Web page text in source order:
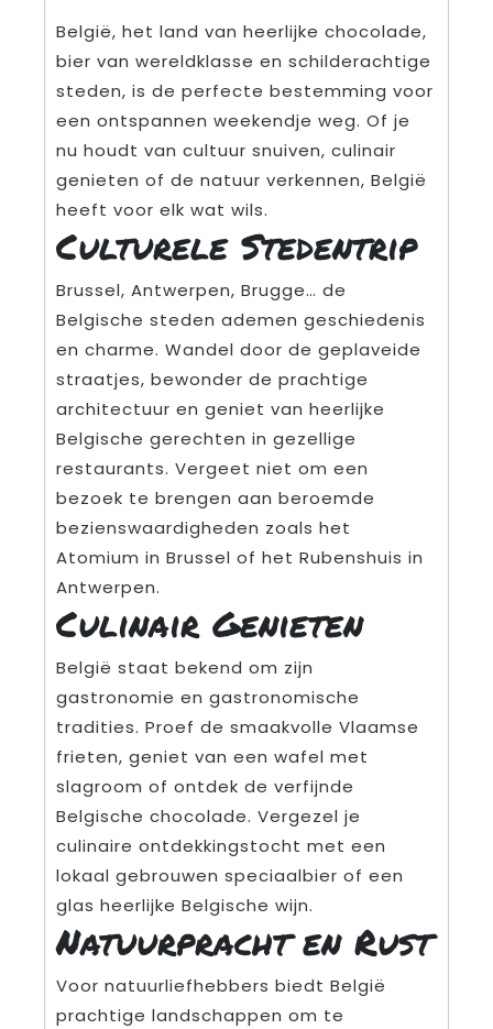
België, het land van heerlijke chocolade,
bier van wereldklasse en schilderachtige
steden, is de perfecte bestemming voor
een ontspannen weekendje weg. Of je
nu houdt van cultuur snuiven, culinair
genieten of de natuur verkennen, België
heeft voor elk wat wils.
Culturele Stedentrip
Brussel, Antwerpen, Brugge… de
Belgische steden ademen geschiedenis
en charme. Wandel door de geplaveide
straatjes, bewonder de prachtige
architectuur en geniet van heerlijke
Belgische gerechten in gezellige
restaurants. Vergeet niet om een
bezoek te brengen aan beroemde
bezienswaardigheden zoals het
Atomium in Brussel of het Rubenshuis in
Antwerpen.
Culinair Genieten
België staat bekend om zijn
gastronomie en gastronomische
tradities. Proef de smaakvolle Vlaamse
frieten, geniet van een wafel met
slagroom of ontdek de verfijnde
Belgische chocolade. Vergezel je
culinaire ontdekkingstocht met een
lokaal gebrouwen speciaalbier of een
glas heerlijke Belgische wijn.
Natuurpracht en Rust
Voor natuurliefhebbers biedt België
prachtige landschappen om te